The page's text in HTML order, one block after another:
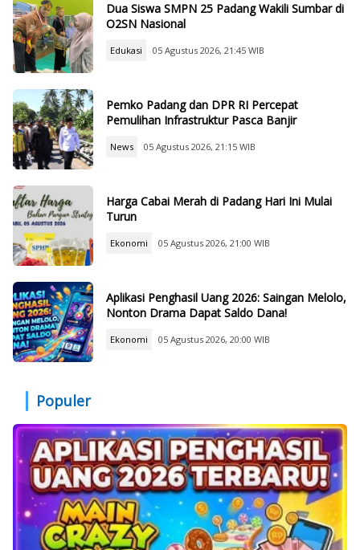
Dua Siswa SMPN 25 Padang Wakili Sumbar di
O2SN Nasional
Edukasi 05 Agustus 2026, 21:45 WIB
Pemko Padang dan DPR RI Percepat
Pemulihan Infrastruktur Pasca Banjir
News 05 Agustus 2026, 21:15 WIB
Harga Cabai Merah di Padang Hari Ini Mulai
Turun
Ekonomi 05 Agustus 2026, 21:00 WIB
Aplikasi Penghasil Uang 2026: Saingan Melolo,
Nonton Drama Dapat Saldo Dana!
Ekonomi 05 Agustus 2026, 20:00 WIB
Populer